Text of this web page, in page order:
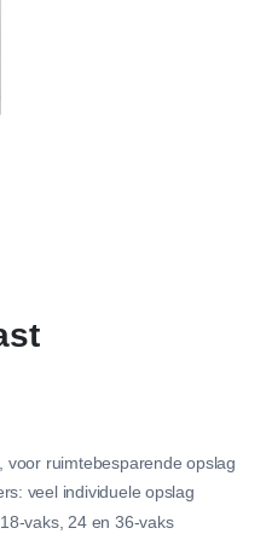
voor ruimtebesparende opslag
veel individuele opslag
vaks, 24 en 36-vaks